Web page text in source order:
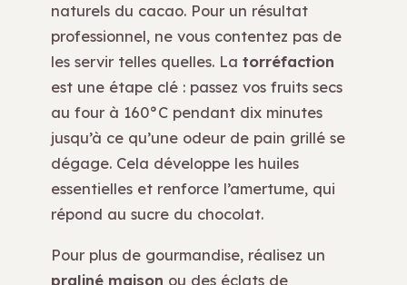
naturels du cacao. Pour un résultat
professionnel, ne vous contentez pas de
les servir telles quelles. La torréfaction
est une étape clé : passez vos fruits secs
au four à 160°C pendant dix minutes
jusqu’à ce qu’une odeur de pain grillé se
dégage. Cela développe les huiles
essentielles et renforce l’amertume, qui
répond au sucre du chocolat.
Pour plus de gourmandise, réalisez un
praliné maison ou des éclats de